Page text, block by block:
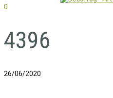
0
4396
26/06/2020